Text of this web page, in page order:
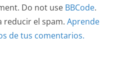
Do not use BBCode.
reducir el spam. Aprende
de tus comentarios.